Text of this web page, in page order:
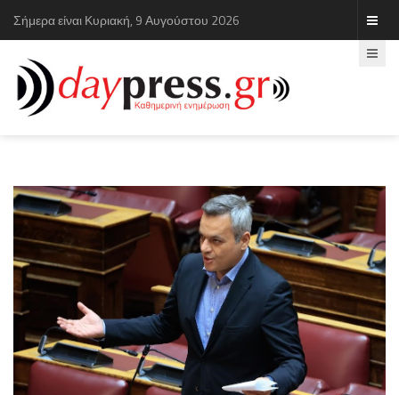
Σήμερα είναι Κυριακή, 9 Αυγούστου 2026